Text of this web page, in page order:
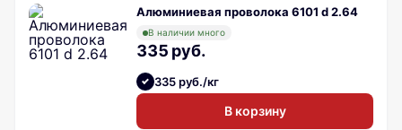
Алюминиевая проволока 6101 d 2.64
В наличии много
335 руб.
335 руб./кг
В корзину